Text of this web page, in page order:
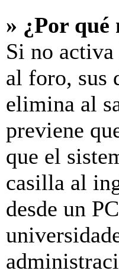
» ¿Por
Si no
al foro, sus
elimina al
previene
que el
casilla al
desde un